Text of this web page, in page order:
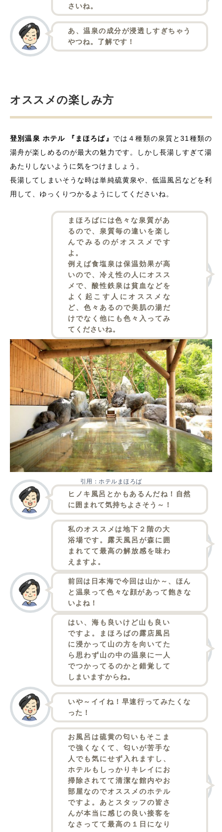
さいね。
あ、温泉の成分が浸透しすぎちゃう
やつね。了解です！
オススメの楽しみ方
登別温泉 ホテル 『まほろば』 では４種類の泉質と31種類の
湯舟が楽しめるのが最大の魅力です。しかし長湯しすぎて湯
あたりしないように気をつけましょう。
長湯してしまいそうな時は単純硫黄泉や、低温風呂などを利
用して、ゆっくりつかるようにしてくださいね。
まほろばには色々な泉質があ
るので、泉質毎の違いを楽し
んでみるのがオススメです
よ。
例えば食塩泉は保温効果が高
いので、冷え性の人にオスス
メで、酸性鉄泉は貧血などを
よく起こす人にオススメな
ど、色々あるので美肌の湯だ
けでなく他にも色々入ってみ
てくださいね。
引用： ホテルまほろば
ヒノキ風呂とかもあるんだね！自然
に囲まれて気持ちよさそう～！
私のオススメは地下２階の大
浴場です。露天風呂が森に囲
まれてて最高の解放感を味わ
えますよ。
前回は日本海で今回は山か～、ほん
と温泉って色々な顔があって飽きな
いよね！
はい、海も良いけど山も良い
ですよ。まほろばの露店風呂
に浸かって山の方を向いてた
ら思わず山の中の温泉に一人
でつかってるのかと錯覚して
しまいますからね。
いや～イイね！早速行ってみたくな
った！
お風呂は硫黄の匂いもそこま
で強くなくて、匂いが苦手な
人でも気にせず入れますし、
ホテルもしっかりキレイにお
掃除されてて清潔な館内やお
部屋なのでオススメのホテル
ですよ。あとスタッフの皆さ
んが本当に感じの良い接客を
なさってて最高の１日になり